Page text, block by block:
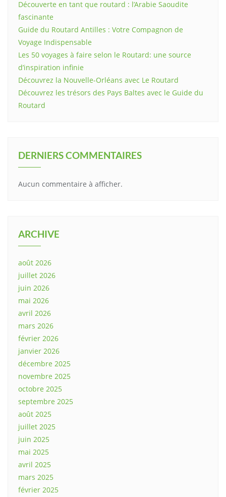
Découverte en tant que routard : l’Arabie Saoudite
fascinante
Guide du Routard Antilles : Votre Compagnon de
Voyage Indispensable
Les 50 voyages à faire selon le Routard: une source
d’inspiration infinie
Découvrez la Nouvelle-Orléans avec Le Routard
Découvrez les trésors des Pays Baltes avec le Guide du
Routard
DERNIERS COMMENTAIRES
Aucun commentaire à afficher.
ARCHIVE
août 2026
juillet 2026
juin 2026
mai 2026
avril 2026
mars 2026
février 2026
janvier 2026
décembre 2025
novembre 2025
octobre 2025
septembre 2025
août 2025
juillet 2025
juin 2025
mai 2025
avril 2025
mars 2025
février 2025